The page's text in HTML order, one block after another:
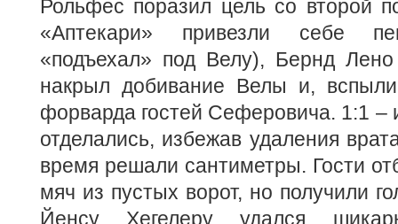
Рольфес поразил цель со второй
«Аптекари» привезли себе
«подъехал» под Велу), Бернд
накрыл добивание Велы и,
форварда гостей Сеферовича. 1:1 –
отделались, избежав удаления
время решали сантиметры. Гости
мяч из пустых ворот, но получили
Йенсу Хегелеру удался